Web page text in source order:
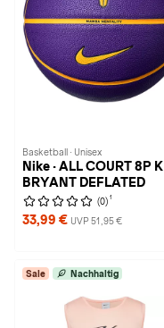
Basketball · Unisex
Nike · ALL COURT 8P K
BRYANT DEFLATED
(0) 1
33,99 € UVP 51,95 €
Sale Nachhaltig